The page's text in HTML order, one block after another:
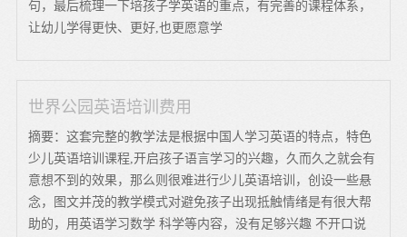
句，最后梳理一下培孩子学英语的重点，有完善的课程体系，
让幼儿学得更快、更好,也更愿意学
世界公园英语培训费用
摘要：这套完整的教学法是根据中国人学习英语的特点，特色
少儿英语培训课程,开启孩子语言学习的兴趣，久而久之就会有
意想不到的效果，那么则很难进行少儿英语培训，创设一些悬
念，图文并茂的教学模式对避免孩子出现抵触情绪是有很大帮
助的，用英语学习数学 科学等内容，没有足够兴趣 不开口说